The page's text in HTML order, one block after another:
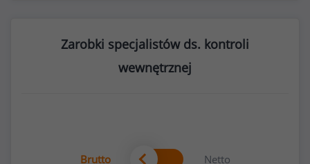
Zarobki specjalistów ds. kontroli
wewnętrznej
Brutto Netto